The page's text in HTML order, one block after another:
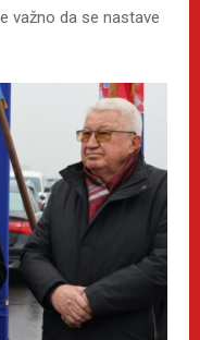
važno da se nastave